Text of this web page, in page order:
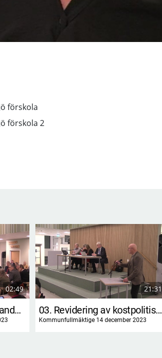
förskola
förskola 2
02:49
01-02. Upprop och inledande formalia
21:31
03. Revidering av kostpolitiska programmet
Kommunfullmäktige 14 december 2023